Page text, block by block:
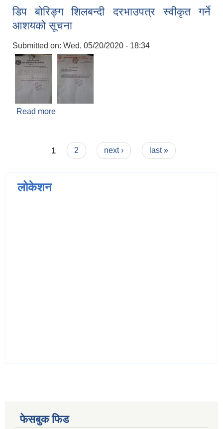
डिप बोरिङ्ग शिलबन्दी दरभाउपत्र स्वीकृत गर्ने
आशयको सूचना
Submitted on: Wed, 05/20/2020 - 18:34
Read more
Pages
1 2 next › last »
लोकेशन
फेसबुक फिड